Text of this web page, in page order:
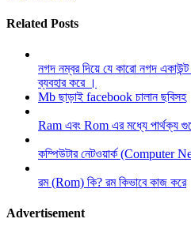
Related Posts
নগদ নম্বর দিয়ে যে কারো নগদ
ব্যবহার করে ।
Mb ছাড়াই facebook চালান ছবিসহ
Ram এবং Rom এর মধ্যে পার্থক্য
কম্পিউটার নেটওয়ার্ক (Computer
রম (Rom) কি? রম কিভাবে কাজ করে
Advertisement